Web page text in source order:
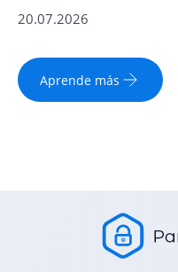
20.07.2026
Aprende más